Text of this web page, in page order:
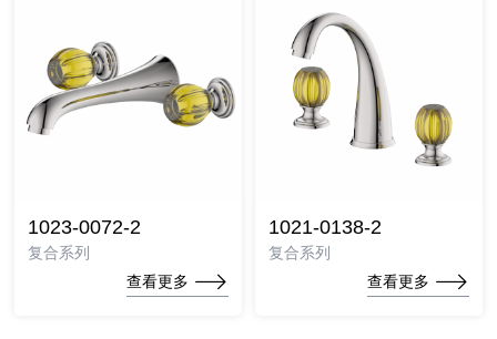
1023-0072-2
复合系列
查看更多
1021-0138-2
复合系列
查看更多